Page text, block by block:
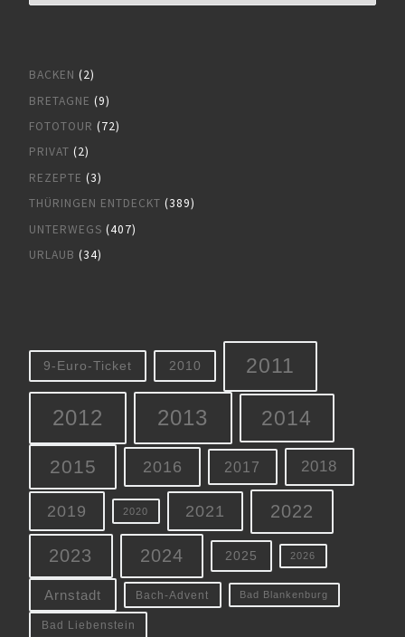
BACKEN (2)
BRETAGNE (9)
FOTOTOUR (72)
PRIVAT (2)
REZEPTE (3)
THÜRINGEN ENTDECKT (389)
UNTERWEGS (407)
URLAUB (34)
9-Euro-Ticket 2010 2011
2012 2013 2014
2015 2016 2017 2018
2019 2020 2021 2022
2023 2024 2025 2026
Arnstadt Bach-Advent Bad Blankenburg
Bad Liebenstein